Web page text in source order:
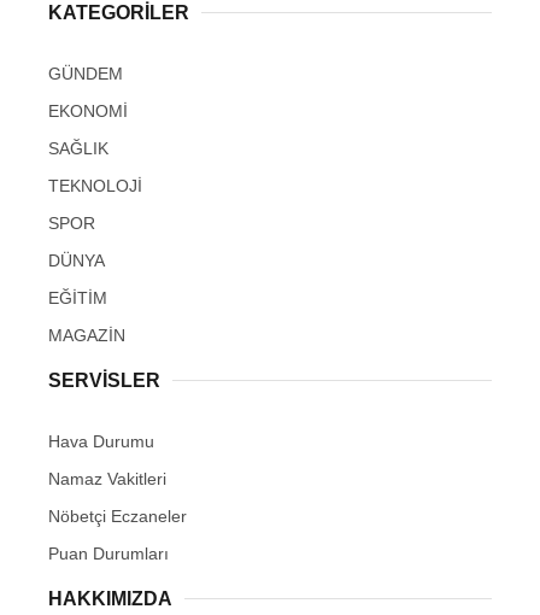
KATEGORİLER
GÜNDEM
EKONOMİ
SAĞLIK
TEKNOLOJİ
SPOR
DÜNYA
EĞİTİM
MAGAZİN
SERVİSLER
Hava Durumu
Namaz Vakitleri
Nöbetçi Eczaneler
Puan Durumları
HAKKIMIZDA